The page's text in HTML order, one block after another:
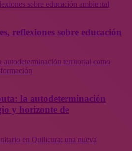
sobre educación ambiental
reflexiones sobre educación
autodeterminación territorial como
la autodeterminación
y horizonte de
en Quilicura: una nueva